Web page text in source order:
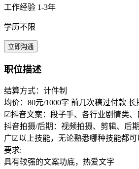
工作经验 1-3年
学历不限
立即沟通
职位描述
结算方式：计件制
均价：80元/1000字 前几次稿过付款 长
☑抖音文案：段子手、各行业剧情类
抖音拍摄/后期：视频拍摄、剪辑、后
广☑以上技能，无论熟悉哪种技能都可
要求:
具有较强的文案功底，热爱文字